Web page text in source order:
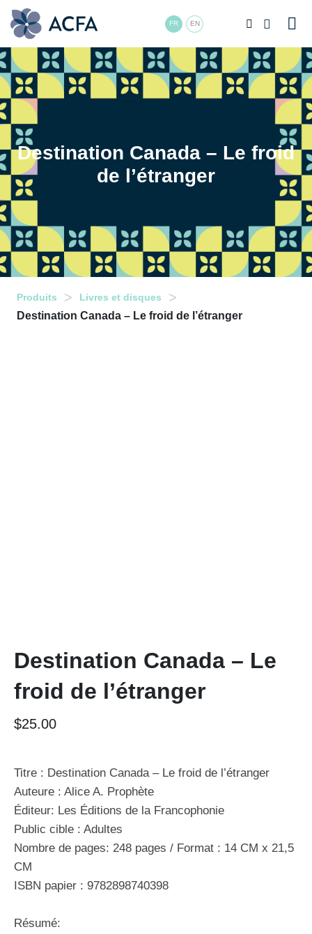
FR EN
Destination Canada – Le froid
de l’étranger
Produits > Livres et disques >
Destination Canada – Le froid de l’étranger
Destination Canada – Le
froid de l’étranger
$25.00
Titre : Destination Canada – Le froid de l’étranger
Auteure : Alice A. Prophète
Éditeur: Les Éditions de la Francophonie
Public cible : Adultes
Nombre de pages: 248 pages / Format : 14 CM x 21,5
CM
ISBN papier : 9782898740398
Résumé: